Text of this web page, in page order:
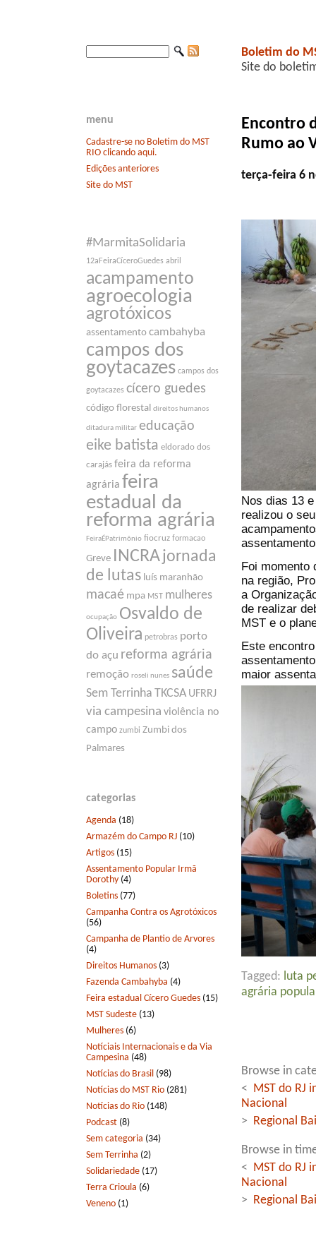
menu
Cadastre-se no Boletim do MST
RIO clicando aqui.
Edições anteriores
Site do MST
#MarmitaSolidaria
12aFeiraCíceroGuedes abril
acampamento
agroecologia
agrotóxicos
assentamento cambahyba
campos dos
goytacazes campos dos
goytacazes cícero guedes
código florestal direitos humanos
ditadura militar educação
eike batista eldorado dos
carajás feira da reforma
agrária feira
estadual da
reforma agrária
FeiraÉPatrimônio fiocruz formacao
Greve INCRA jornada
de lutas luís maranhão
macaé mpa MST mulheres
ocupação Osvaldo de
Oliveira petrobras porto
do açu reforma agrária
remoção roseli nunes saúde
Sem Terrinha TKCSA UFRRJ
via campesina violência no
campo zumbi Zumbi dos
Palmares
categorias
Agenda (18)
Armazém do Campo RJ (10)
Artigos (15)
Assentamento Popular Irmã
Dorothy (4)
Boletins (77)
Campanha Contra os Agrotóxicos
(56)
Campanha de Plantio de Arvores
(4)
Direitos Humanos (3)
Fazenda Cambahyba (4)
Feira estadual Cícero Guedes (15)
MST Sudeste (13)
Mulheres (6)
Notíciais Internacionais e da Via
Campesina (48)
Notícias do Brasil (98)
Notícias do MST Rio (281)
Notícias do Rio (148)
Podcast (8)
Sem categoria (34)
Sem Terrinha (2)
Solidariedade (17)
Terra Crioula (6)
Veneno (1)
Boletim do
Site do
Encontro
Rumo ao
terça-feira 6
Nos dias 13
realizou o
Foi momento
na região,
a
de realizar
MST e o
Este
maior
Tagged: luta
agrária
Browse in
<
MST do RJ
Nacional
>
Regional
Browse in
<
MST do RJ
Nacional
>
Regional